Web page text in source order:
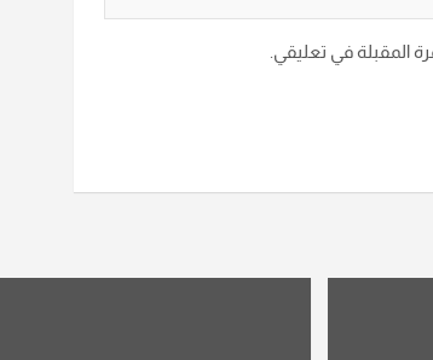
المقبلة في تعليقي.